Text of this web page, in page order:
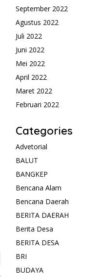
September 2022
Agustus 2022
Juli 2022
Juni 2022
Mei 2022
April 2022
Maret 2022
Februari 2022
Categories
Advetorial
BALUT
BANGKEP
Bencana Alam
Bencana Daerah
BERITA DAERAH
Berita Desa
BERITA DESA
BRI
BUDAYA